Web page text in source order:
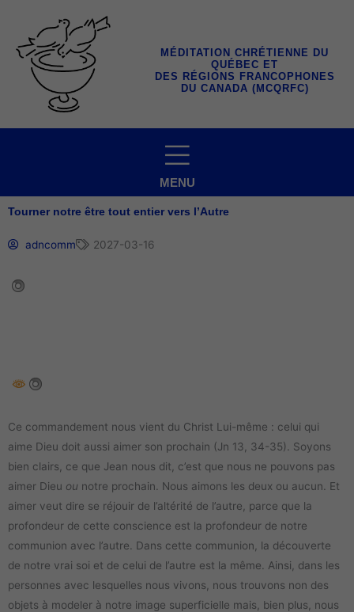
contenu
MÉDITATION CHRÉTIENNE DU
QUÉBEC ET
DES RÉGIONS FRANCOPHONES
DU CANADA (MCQRFC)
MENU
Tourner notre être tout entier vers l’Autre
adncomm 2027-03-16
Ce commandement nous vient du Christ Lui-même : celui qui
aime Dieu doit aussi aimer son prochain (Jn 13, 34-35). Soyons
bien clairs, ce que Jean nous dit, c’est que nous ne pouvons pas
aimer Dieu ou notre prochain. Nous aimons les deux ou aucun. Et
aimer veut dire se réjouir de l’altérité de l’autre, parce que la
profondeur de cette conscience est la profondeur de notre
communion avec l’autre. Dans cette communion, la découverte
de notre vrai soi et de celui de l’autre est la même. Ainsi, dans les
personnes avec lesquelles nous vivons, nous trouvons non des
objets à modeler à notre image superficielle mais, bien plus, nous